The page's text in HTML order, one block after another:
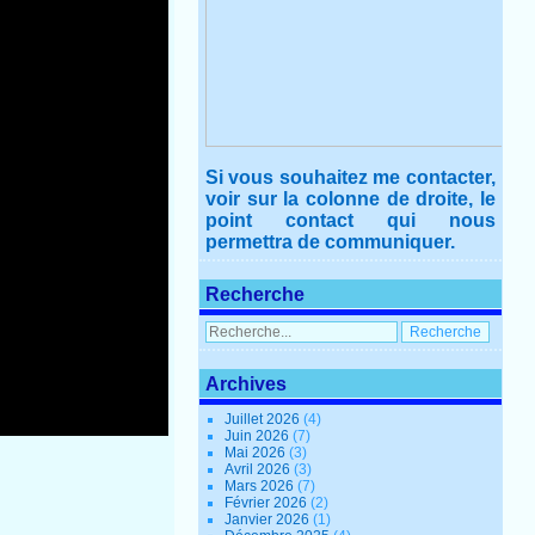
Si vous souhaitez me contacter,
voir sur la colonne de droite, le
point contact qui nous
permettra de communiquer.
Recherche
Archives
Juillet 2026(4)
Juin 2026(7)
Mai 2026(3)
Avril 2026(3)
Mars 2026(7)
Février 2026(2)
Janvier 2026(1)